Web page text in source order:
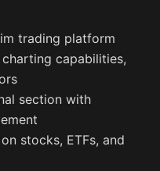
trading platform
capabilities,
section with
stocks, ETFs, and